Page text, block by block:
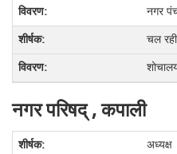
नगर
चल
नगर परिषद् , कपाली
अध्यक्ष